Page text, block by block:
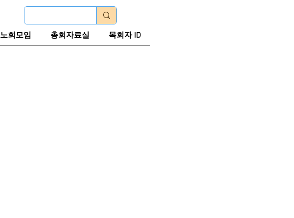
노회모임 총회자료실 목회자 ID